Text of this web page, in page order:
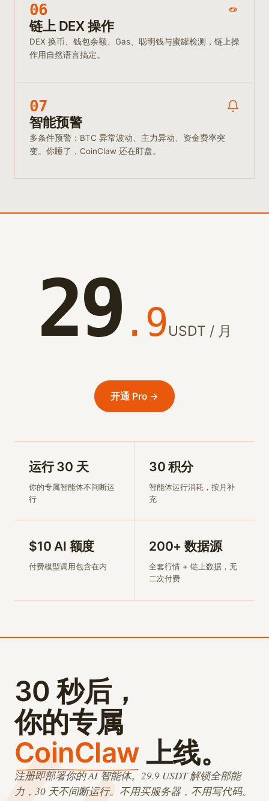
06
链上 DEX 操作
DEX 换币、钱包余额、Gas、聪明钱与蜜罐检测，链上操
作用自然语言搞定。
07
智能预警
多条件预警：BTC 异常波动、主力异动、资金费率突
变。你睡了，CoinClaw 还在盯盘。
29 .9USDT / 月
开通 Pro →
运行 30 天
你的专属智能体不间断运
行
30 积分
智能体运行消耗，按月补
充
$10 AI 额度
付费模型调用包含在内
200+ 数据源
全套行情 + 链上数据，无
二次付费
30 秒后，
你的专属
CoinClaw上线。
注册即部署你的 AI 智能体。29.9 USDT 解锁全部能
力，30 天不间断运行。不用买服务器，不用写代码。